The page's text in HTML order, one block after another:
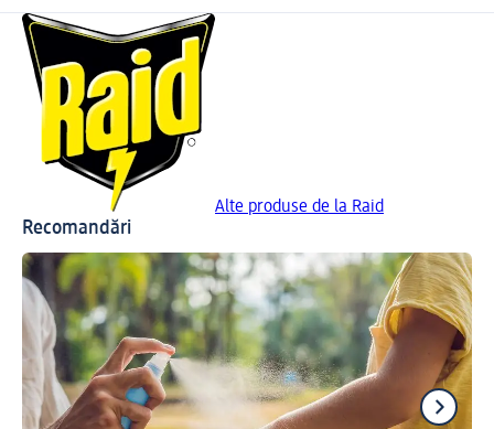
Alte produse de la Raid
Recomandări